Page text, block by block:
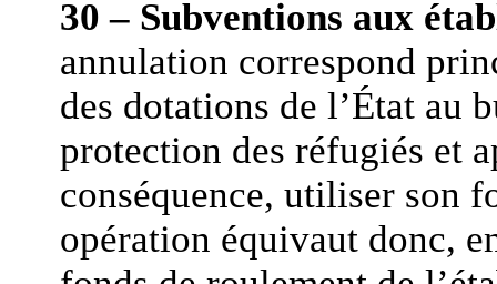
30 – Subventions aux
annulation correspond
des dotations de l’État au
protection des réfugiés et
conséquence, utiliser son
opération équivaut donc,